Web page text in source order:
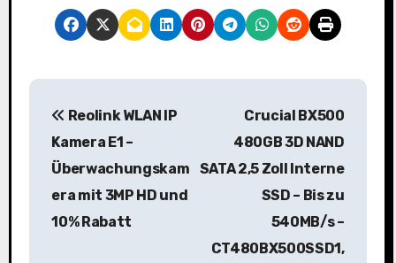
B
Reolink WLAN IP
Kamera E1 –
Überwachungskam
era mit 3MP HD und
10% Rabatt
Crucial BX500
480GB 3D NAND
SATA 2,5 Zoll Interne
SSD – Bis zu
540MB/s –
CT480BX500SSD1,